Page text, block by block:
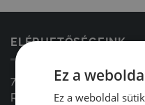
ELÉRHETŐSÉGEINK
7900, Szigetvár
Radován tér 4.
Ez a
Ez a weboldal